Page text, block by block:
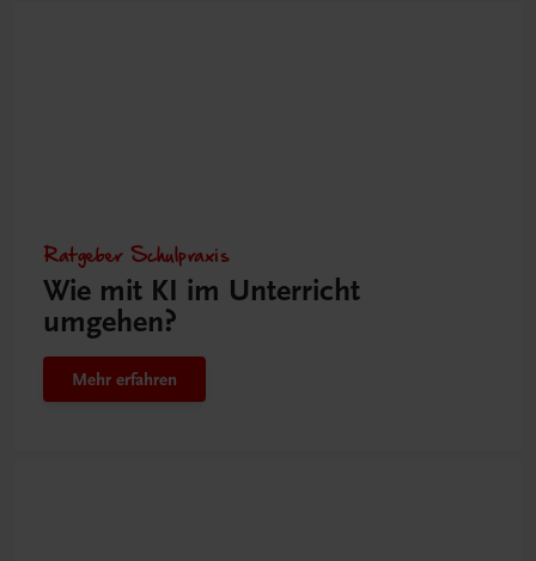
Ratgeber Schulpraxis
Wie mit KI im Unterricht
umgehen?
Mehr erfahren